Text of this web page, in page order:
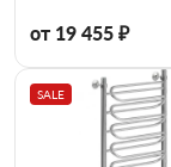
от 19 455 ₽
SALE